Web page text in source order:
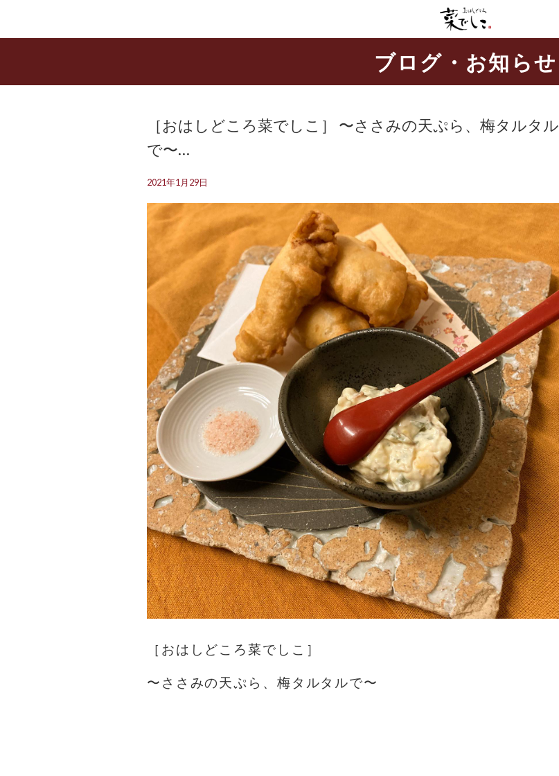
ブログ・お知らせ
［おはしどころ菜でしこ］ 〜ささみの天ぷら、梅タルタル
で〜…
2021年1月29日
［おはしどころ菜でしこ］
〜ささみの天ぷら、梅タルタルで〜